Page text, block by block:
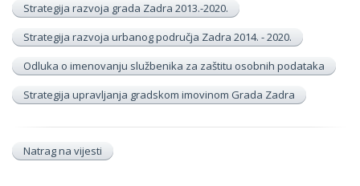
Strategija razvoja grada Zadra 2013.-2020.
Strategija razvoja urbanog područja Zadra 2014. - 2020.
Odluka o imenovanju službenika za zaštitu osobnih podataka
Strategija upravljanja gradskom imovinom Grada Zadra
Natrag na vijesti